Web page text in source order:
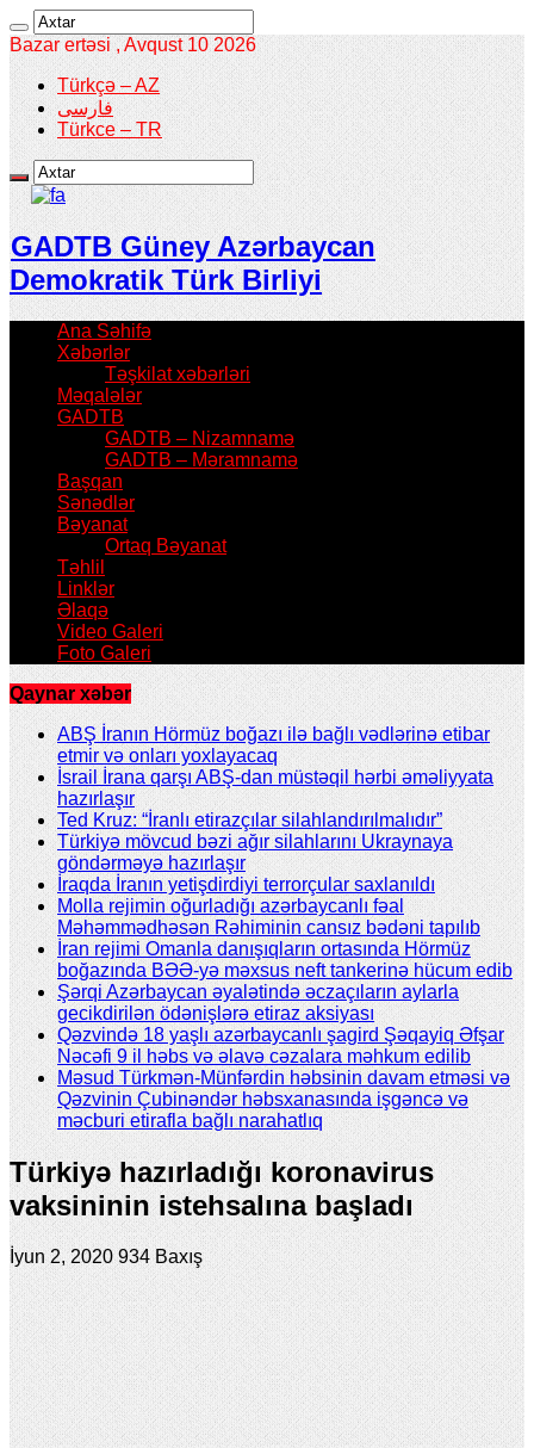
Bazar ertəsi , Avqust 10 2026
Türkçə – AZ
فارسی
Türkce – TR
GADTB Güney Azərbaycan
Demokratik Türk Birliyi
Ana Səhifə
Xəbərlər
Təşkilat xəbərləri
Məqalələr
GADTB
GADTB – Nizamnamə
GADTB – Məramnamə
Başqan
Sənədlər
Bəyanat
Ortaq Bəyanat
Təhlil
Linklər
Əlaqə
Video Galeri
Foto Galeri
Qaynar xəbər
ABŞ İranın Hörmüz boğazı ilə bağlı vədlərinə etibar
etmir və onları yoxlayacaq
İsrail İrana qarşı ABŞ-dan müstəqil hərbi əməliyyata
hazırlaşır
Ted Kruz: “İranlı etirazçılar silahlandırılmalıdır”
Türkiyə mövcud bəzi ağır silahlarını Ukraynaya
göndərməyə hazırlaşır
İraqda İranın yetişdirdiyi terrorçular saxlanıldı
Molla rejimin oğurladığı azərbaycanlı fəal
Məhəmmədhəsən Rəhiminin cansız bədəni tapılıb
İran rejimi Omanla danışıqların ortasında Hörmüz
boğazında BƏƏ-yə məxsus neft tankerinə hücum edib
Şərqi Azərbaycan əyalətində əczaçıların aylarla
gecikdirilən ödənişlərə etiraz aksiyası
Qəzvində 18 yaşlı azərbaycanlı şagird Şəqayiq Əfşar
Nəcəfi 9 il həbs və əlavə cəzalara məhkum edilib
Məsud Türkmən-Münfərdin həbsinin davam etməsi və
Qəzvinin Çubinəndər həbsxanasında işgəncə və
məcburi etirafla bağlı narahatlıq
Türkiyə hazırladığı koronavirus
vaksininin istehsalına başladı
İyun 2, 2020 934 Baxış